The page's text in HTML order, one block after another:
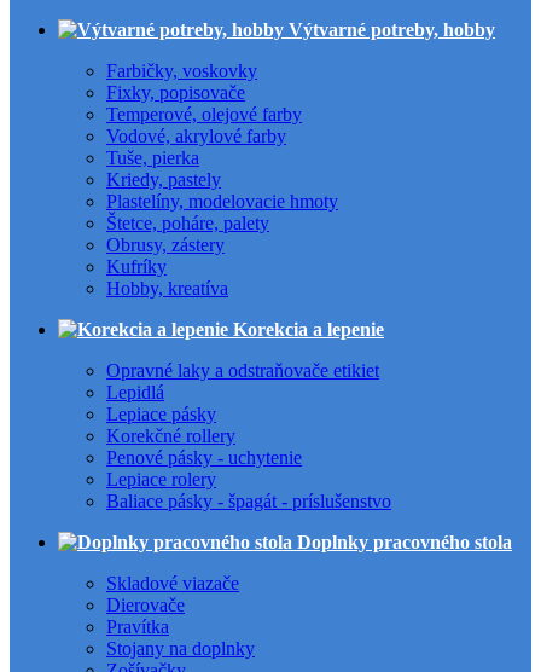
Výtvarné potreby, hobby
Farbičky, voskovky
Fixky, popisovače
Temperové, olejové farby
Vodové, akrylové farby
Tuše, pierka
Kriedy, pastely
Plastelíny, modelovacie hmoty
Štetce, poháre, palety
Obrusy, zástery
Kufríky
Hobby, kreatíva
Korekcia a lepenie
Opravné laky a odstraňovače etikiet
Lepidlá
Lepiace pásky
Korekčné rollery
Penové pásky - uchytenie
Lepiace rolery
Baliace pásky - špagát - príslušenstvo
Doplnky pracovného stola
Skladové viazače
Dierovače
Pravítka
Stojany na doplnky